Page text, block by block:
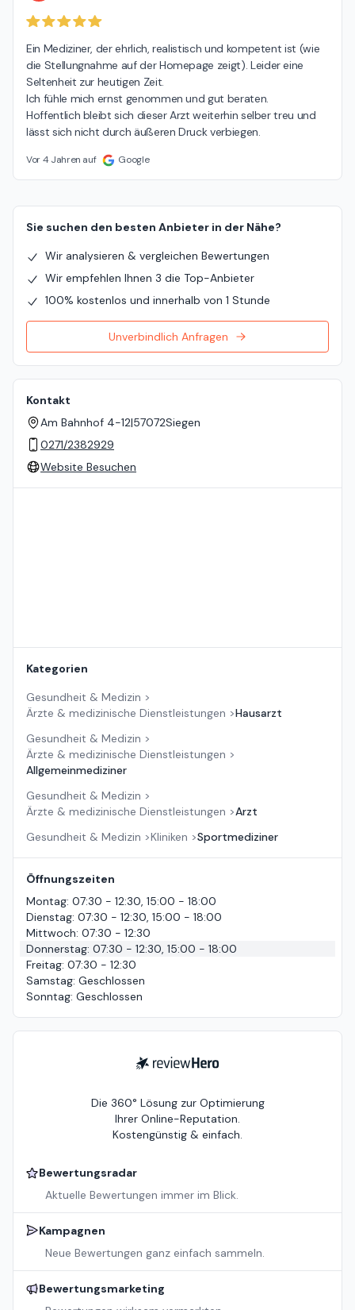
Ein Mediziner, der ehrlich, realistisch und kompetent ist (wie
die Stellungnahme auf der Homepage zeigt). Leider eine
Seltenheit zur heutigen Zeit.
Ich fühle mich ernst genommen und gut beraten.
Hoffentlich bleibt sich dieser Arzt weiterhin selber treu und
lässt sich nicht durch äußeren Druck verbiegen.
Vor 4 Jahren auf Google
Sie suchen den besten Anbieter in der Nähe?
Wir analysieren & vergleichen Bewertungen
Wir empfehlen Ihnen 3 die Top-Anbieter
100% kostenlos und innerhalb von 1 Stunde
Unverbindlich Anfragen
Kontakt
Am Bahnhof 4-12|57072Siegen
0271/2382929
Website Besuchen
Kategorien
Gesundheit & Medizin >
Ärzte & medizinische Dienstleistungen >Hausarzt
Gesundheit & Medizin >
Ärzte & medizinische Dienstleistungen >
Allgemeinmediziner
Gesundheit & Medizin >
Ärzte & medizinische Dienstleistungen >Arzt
Gesundheit & Medizin >Kliniken >Sportmediziner
Öffnungszeiten
Montag: 07:30 - 12:30, 15:00 - 18:00
Dienstag: 07:30 - 12:30, 15:00 - 18:00
Mittwoch: 07:30 - 12:30
Donnerstag: 07:30 - 12:30, 15:00 - 18:00
Freitag: 07:30 - 12:30
Samstag: Geschlossen
Sonntag: Geschlossen
ReviewHero
Die 360° Lösung zur Optimierung
Ihrer Online-Reputation.
Kostengünstig & einfach.
Bewertungsradar
Aktuelle Bewertungen immer im Blick.
Kampagnen
Neue Bewertungen ganz einfach sammeln.
Bewertungsmarketing